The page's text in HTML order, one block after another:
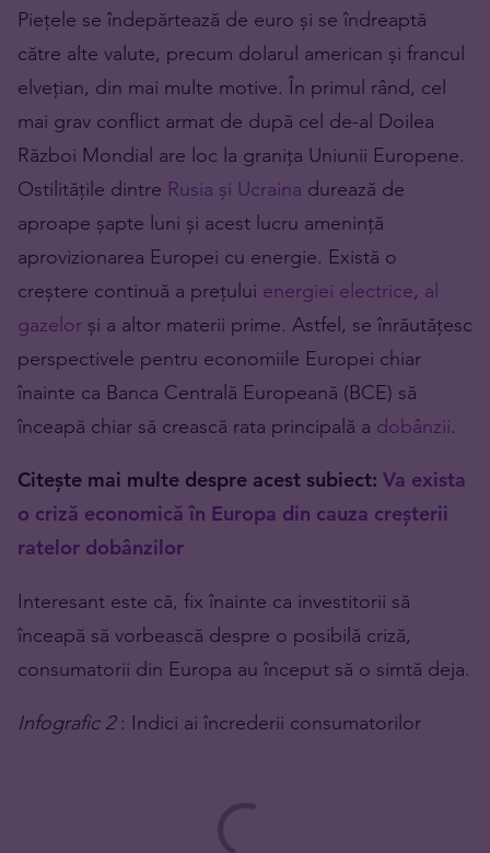
Piețele se îndepărtează de euro și se îndreaptă
către alte valute, precum dolarul american și francul
elvețian, din mai multe motive. În primul rând, cel
mai grav conflict armat de după cel de-al Doilea
Război Mondial are loc la granița Uniunii Europene.
Ostilitățile dintre Rusia și Ucraina durează de
aproape șapte luni și acest lucru amenință
aprovizionarea Europei cu energie. Există o
creștere continuă a prețului energiei electrice, al
gazelor și a altor materii prime. Astfel, se înrăutățesc
perspectivele pentru economiile Europei chiar
înainte ca Banca Centrală Europeană (BCE) să
înceapă chiar să crească rata principală a dobânzii.
Citește mai multe despre acest subiect: Va exista
o criză economică în Europa din cauza creșterii
ratelor dobânzilor
Interesant este că, fix înainte ca investitorii să
înceapă să vorbească despre o posibilă criză,
consumatorii din Europa au început să o simtă deja.
Infografic 2 : Indici ai încrederii consumatorilor